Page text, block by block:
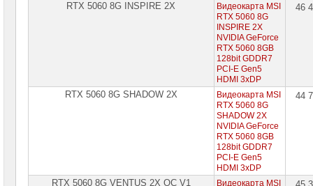
RTX 5060 8G INSPIRE 2X
Видеокарта MSI
RTX 5060 8G
INSPIRE 2X
NVIDIA GeForce
RTX 5060 8GB
128bit GDDR7
PCI-E Gen5
HDMI 3xDP
46
RTX 5060 8G SHADOW 2X
Видеокарта MSI
RTX 5060 8G
SHADOW 2X
NVIDIA GeForce
RTX 5060 8GB
128bit GDDR7
PCI-E Gen5
HDMI 3xDP
44
RTX 5060 8G VENTUS 2X OC V1 Видеокарта MSI